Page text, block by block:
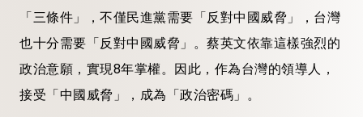
「三條件」，不僅民進黨需要「反對中國威脅」，台灣
也十分需要「反對中國威脅」。蔡英文依靠這樣強烈的
政治意願，實現8年掌權。因此，作為台灣的領導人，
接受「中國威脅」，成為「政治密碼」。